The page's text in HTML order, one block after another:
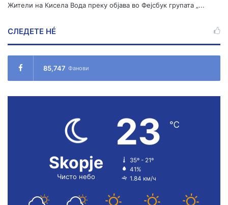
Жители на Кисела Вода преку објава во Фејсбук групата „...
СЛЕДЕТЕ НÉ
85,747 Фанови
Skopje
Чисто небо
23 ℃
35º - 21º
41%
1.84 км/ч